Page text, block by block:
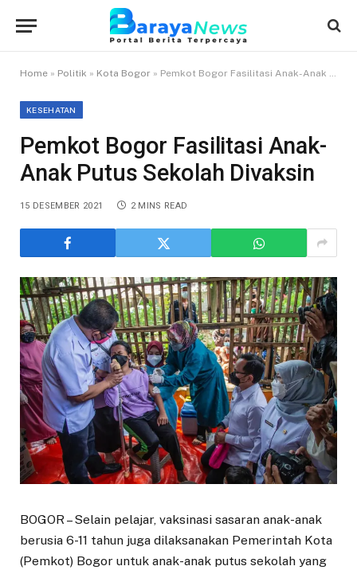
Home » Politik » Kota Bogor » Pemkot Bogor Fasilitasi Anak-Anak Putus Sekolah Divaksin
KESEHATAN
Pemkot Bogor Fasilitasi Anak-
Anak Putus Sekolah Divaksin
15 DESEMBER 2021 2 MINS READ
BOGOR – Selain pelajar, vaksinasi sasaran anak-anak
berusia 6-11 tahun juga dilaksanakan Pemerintah Kota
(Pemkot) Bogor untuk anak-anak putus sekolah yang